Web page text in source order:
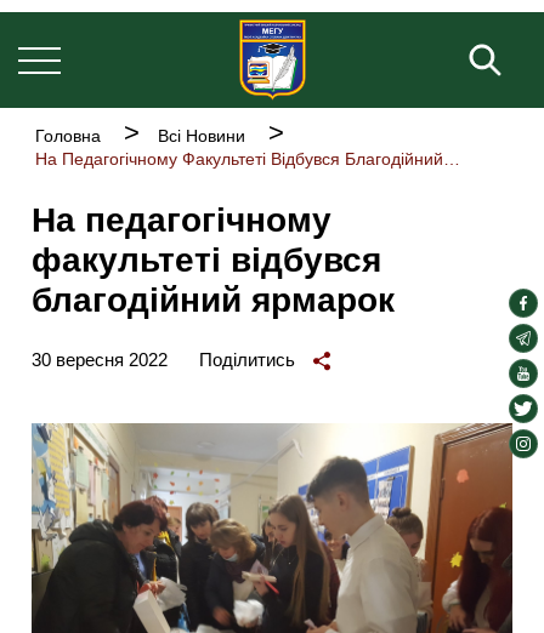
Перейти
до
основного
вмісту
Основна
Рядок
навіґації
Головна
Всі Новини
На педагогічному
факультеті відбувся
благодійний ярмарок
30 вересня 2022 Поділитись